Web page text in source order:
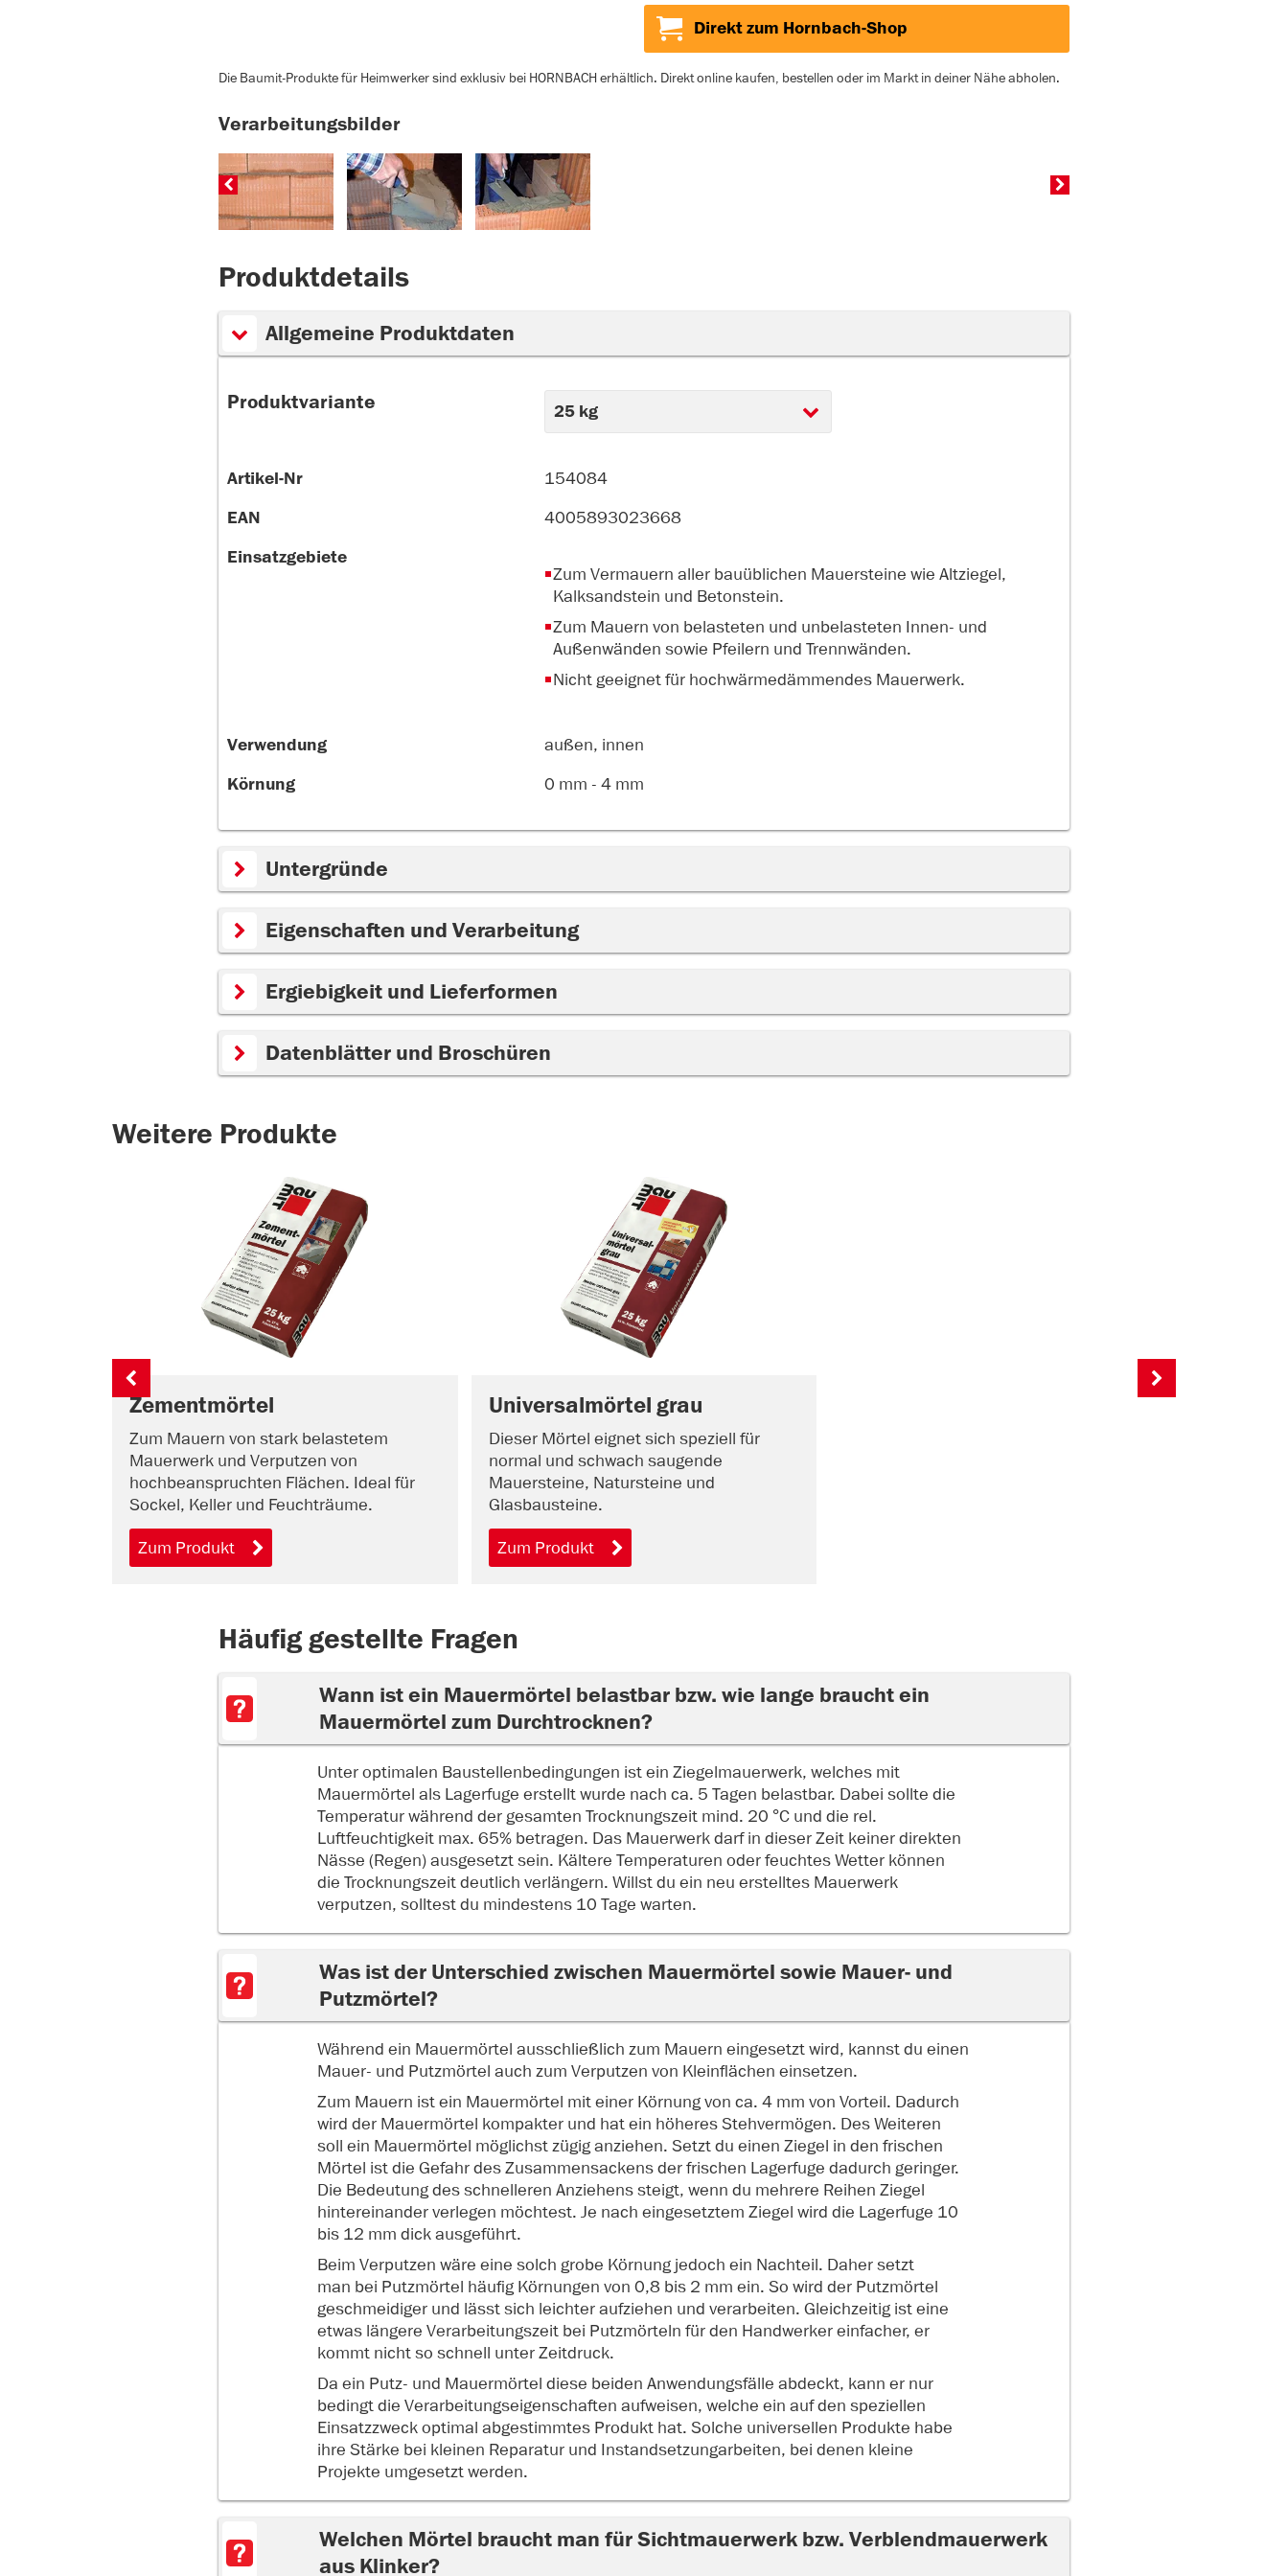
Direkt zum Hornbach-Shop
Die Baumit-Produkte für Heimwerker sind exklusiv bei HORNBACH erhältlich. Direkt online kaufen, bestellen oder im Markt in deiner Nähe abholen.
Verarbeitungsbilder
Produktdetails
Allgemeine Produktdaten
Produktvariante
Artikel-Nr 154084
EAN 4005893023668
Einsatzgebiete
Zum Vermauern aller bauüblichen Mauersteine wie Altziegel,
Kalksandstein und Betonstein.
Zum Mauern von belasteten und unbelasteten Innen- und
Außenwänden sowie Pfeilern und Trennwänden.
Nicht geeignet für hochwärmedämmendes Mauerwerk.
Verwendung außen, innen
Körnung 0 mm - 4 mm
Untergründe
Eigenschaften und Verarbeitung
Ergiebigkeit und Lieferformen
Datenblätter und Broschüren
Weitere Produkte
Zementmörtel
Zum Mauern von stark belastetem
Mauerwerk und Verputzen von
hochbeanspruchten Flächen. Ideal für
Sockel, Keller und Feuchträume.
Zum Produkt
Universalmörtel grau
Dieser Mörtel eignet sich speziell für
normal und schwach saugende
Mauersteine, Natursteine und
Glasbausteine.
Zum Produkt
Häufig gestellte Fragen
Wann ist ein Mauermörtel belastbar bzw. wie lange braucht ein
Mauermörtel zum Durchtrocknen?
Unter optimalen Baustellenbedingungen ist ein Ziegelmauerwerk, welches mit
Mauermörtel als Lagerfuge erstellt wurde nach ca. 5 Tagen belastbar. Dabei sollte die
Temperatur während der gesamten Trocknungszeit mind. 20 °C und die rel.
Luftfeuchtigkeit max. 65% betragen. Das Mauerwerk darf in dieser Zeit keiner direkten
Nässe (Regen) ausgesetzt sein. Kältere Temperaturen oder feuchtes Wetter können
die Trocknungszeit deutlich verlängern. Willst du ein neu erstelltes Mauerwerk
verputzen, solltest du mindestens 10 Tage warten.
Was ist der Unterschied zwischen Mauermörtel sowie Mauer- und
Putzmörtel?
Während ein Mauermörtel ausschließlich zum Mauern eingesetzt wird, kannst du einen
Mauer- und Putzmörtel auch zum Verputzen von Kleinflächen einsetzen.
Zum Mauern ist ein Mauermörtel mit einer Körnung von ca. 4 mm von Vorteil. Dadurch
wird der Mauermörtel kompakter und hat ein höheres Stehvermögen. Des Weiteren
soll ein Mauermörtel möglichst zügig anziehen. Setzt du einen Ziegel in den frischen
Mörtel ist die Gefahr des Zusammensackens der frischen Lagerfuge dadurch geringer.
Die Bedeutung des schnelleren Anziehens steigt, wenn du mehrere Reihen Ziegel
hintereinander verlegen möchtest. Je nach eingesetztem Ziegel wird die Lagerfuge 10
bis 12 mm dick ausgeführt.
Beim Verputzen wäre eine solch grobe Körnung jedoch ein Nachteil. Daher setzt
man bei Putzmörtel häufig Körnungen von 0,8 bis 2 mm ein. So wird der Putzmörtel
geschmeidiger und lässt sich leichter aufziehen und verarbeiten. Gleichzeitig ist eine
etwas längere Verarbeitungszeit bei Putzmörteln für den Handwerker einfacher, er
kommt nicht so schnell unter Zeitdruck.
Da ein Putz- und Mauermörtel diese beiden Anwendungsfälle abdeckt, kann er nur
bedingt die Verarbeitungseigenschaften aufweisen, welche ein auf den speziellen
Einsatzzweck optimal abgestimmtes Produkt hat. Solche universellen Produkte habe
ihre Stärke bei kleinen Reparatur und Instandsetzungarbeiten, bei denen kleine
Projekte umgesetzt werden.
Welchen Mörtel braucht man für Sichtmauerwerk bzw. Verblendmauerwerk
aus Klinker?